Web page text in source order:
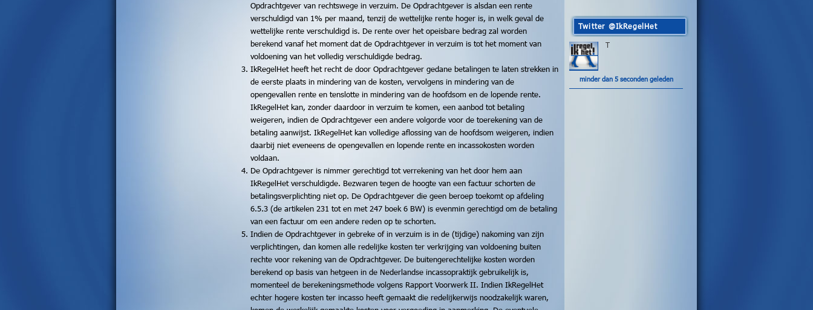
Opdrachtgever van rechtswege in verzuim. De Opdrachtgever is alsdan een rente
verschuldigd van 1% per maand, tenzij de wettelijke rente hoger is, in welk geval de
wettelijke rente verschuldigd is. De rente over het opeisbare bedrag zal worden
berekend vanaf het moment dat de Opdrachtgever in verzuim is tot het moment van
voldoening van het volledig verschuldigde bedrag.
IkRegelHet heeft het recht de door Opdrachtgever gedane betalingen te laten strekken in
de eerste plaats in mindering van de kosten, vervolgens in mindering van de
opengevallen rente en tenslotte in mindering van de hoofdsom en de lopende rente.
IkRegelHet kan, zonder daardoor in verzuim te komen, een aanbod tot betaling
weigeren, indien de Opdrachtgever een andere volgorde voor de toerekening van de
betaling aanwijst. IkRegelHet kan volledige aflossing van de hoofdsom weigeren, indien
daarbij niet eveneens de opengevallen en lopende rente en incassokosten worden
voldaan.
De Opdrachtgever is nimmer gerechtigd tot verrekening van het door hem aan
IkRegelHet verschuldigde. Bezwaren tegen de hoogte van een factuur schorten de
betalingsverplichting niet op. De Opdrachtgever die geen beroep toekomt op afdeling
6.5.3 (de artikelen 231 tot en met 247 boek 6 BW) is evenmin gerechtigd om de betaling
van een factuur om een andere reden op te schorten.
Indien de Opdrachtgever in gebreke of in verzuim is in de (tijdige) nakoming van zijn
verplichtingen, dan komen alle redelijke kosten ter verkrijging van voldoening buiten
rechte voor rekening van de Opdrachtgever. De buitengerechtelijke kosten worden
berekend op basis van hetgeen in de Nederlandse incassopraktijk gebruikelijk is,
momenteel de berekeningsmethode volgens Rapport Voorwerk II. Indien IkRegelHet
echter hogere kosten ter incasso heeft gemaakt die redelijkerwijs noodzakelijk waren,
Twitter @IkRegelHet
T
minder dan 5 seconden geleden